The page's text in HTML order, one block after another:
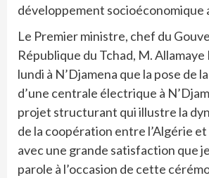
développement socioéconomique
Le Premier ministre, chef du
République du Tchad, M.
lundi à N’Djamena que la pose de
d’une centrale électrique à
projet structurant qui illustre la
de la coopération entre l’Algérie et
avec une grande satisfaction que
parole à l’occasion de cette